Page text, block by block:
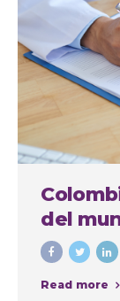
del
Read more